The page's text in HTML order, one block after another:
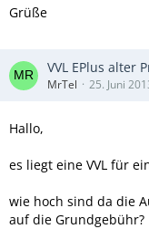
Grüße
VVL EPlus alter
MrTel 25. Juni
Hallo,
es liegt eine VVL für
wie hoch sind da die
auf die Grundgebühr?